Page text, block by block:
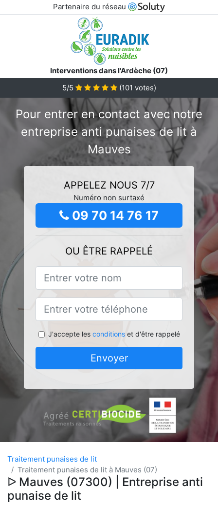
Partenaire du réseau
Interventions dans l'Ardèche (07)
5/5
(101 votes)
Pour entrer en contact avec notre
entreprise anti punaises de lit à
Mauves
APPELEZ NOUS 7/7
Numéro non surtaxé
09 70 14 76 17
OU ÊTRE RAPPELÉ
J'accepte les conditionset d'être rappelé
Envoyer
Traitement punaises de lit
Traitement punaises de lit à Mauves (07)
ᐅ Mauves (07300) | Entreprise anti
punaise de lit